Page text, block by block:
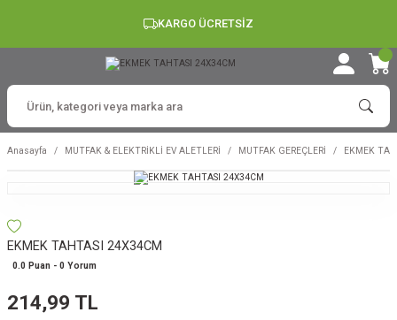
KARGO ÜCRETSİZ
Anasayfa MUTFAK & ELEKTRİKLİ EV ALETLERİ MUTFAK GEREÇLERİ EKMEK
EKMEK TAHTASI 24X34CM
0.0 Puan - 0 Yorum
214,99 TL